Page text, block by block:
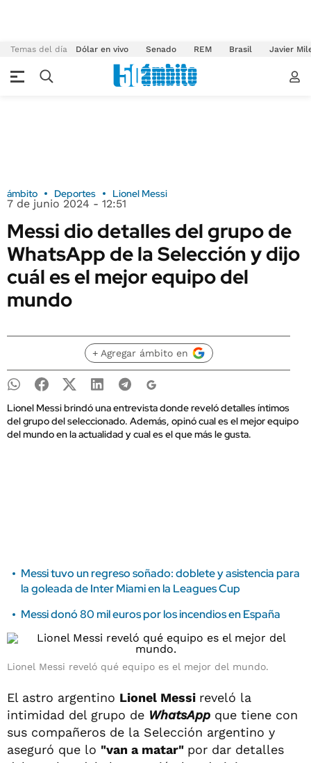
Temas del día Dólar en vivo Senado REM Brasil Javier
ámbito Deportes Lionel Messi
7 de junio 2024 - 12:51
Messi dio detalles del grupo de
WhatsApp de la Selección y dijo
cuál es el mejor equipo del
mundo
+ Agregar ámbito en
Lionel Messi brindó una entrevista donde reveló detalles íntimos
del grupo del seleccionado. Además, opinó cual es el mejor equipo
del mundo en la actualidad y cual es el que más le gusta.
Messi tuvo un regreso soñado: doblete y asistencia para
la goleada de Inter Miami en la Leagues Cup
Messi donó 80 mil euros por los incendios en España
Lionel Messi reveló qué equipo es el mejor del mundo.
El astro argentino Lionel Messi reveló la
intimidad del grupo de WhatsApp que tiene con
sus compañeros de la Selección argentino y
aseguró que lo "van a matar" por dar detalles